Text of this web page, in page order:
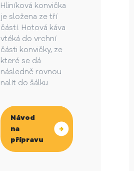
Hliníková konvička
je složena ze tří
částí. Hotová káva
vtéká do vrchní
části konvičky, ze
které se dá
následně rovnou
nalít do šálku.
Návod
na
přípravu